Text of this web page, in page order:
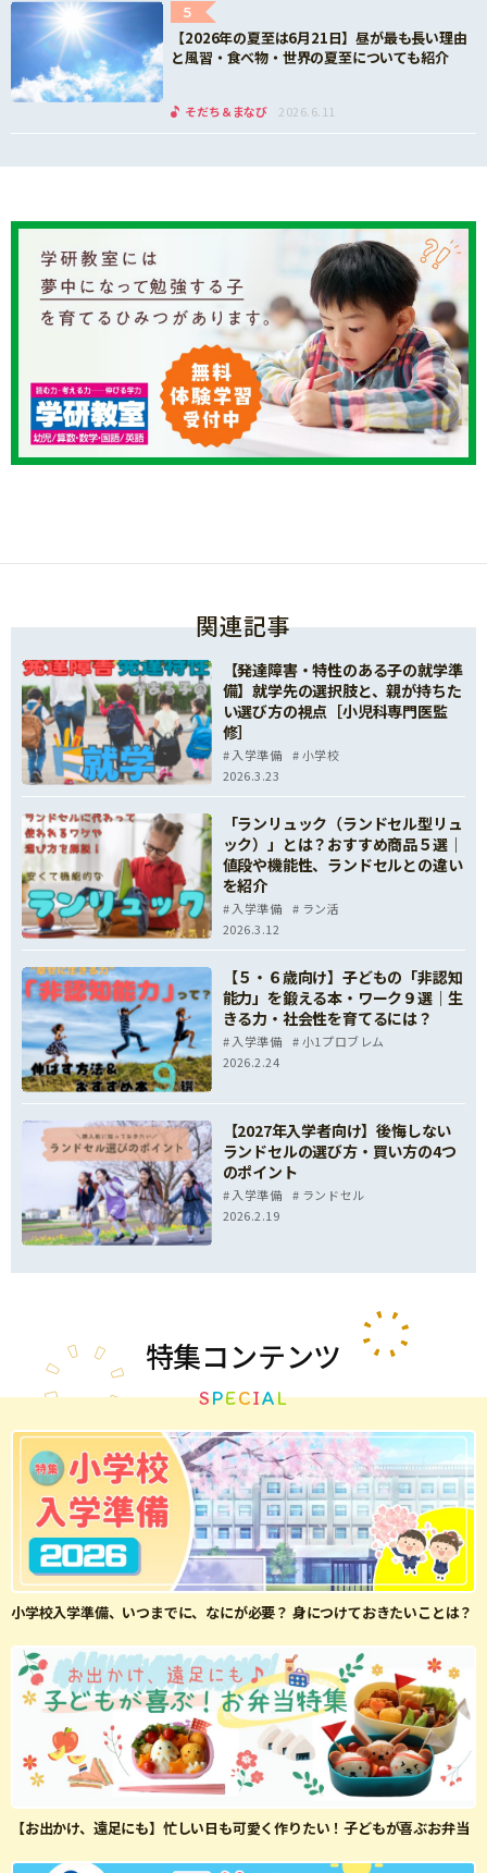
5
【2026年の夏至は6月21日】昼が最も長い理由
と風習・食べ物・世界の夏至についても紹介
そだち＆まなび 2026.6.11
関連記事
【発達障害・特性のある子の就学準
備】就学先の選択肢と、親が持ちた
い選び方の視点［小児科専門医監
修］
入学準備
小学校
2026.3.23
「ランリュック（ランドセル型リュ
ック）」とは？おすすめ商品５選｜
値段や機能性、ランドセルとの違い
を紹介
入学準備
ラン活
2026.3.12
【５・６歳向け】子どもの「非認知
能力」を鍛える本・ワーク９選｜生
きる力・社会性を育てるには？
入学準備
小1プロブレム
2026.2.24
【2027年入学者向け】後悔しない
ランドセルの選び方・買い方の4つ
のポイント
入学準備
ランドセル
2026.2.19
特集コンテンツ
SPECIAL
小学校入学準備、いつまでに、なにが必要？ 身につけておきたいことは？
【お出かけ、遠足にも】忙しい日も可愛く作りたい！子どもが喜ぶお弁当